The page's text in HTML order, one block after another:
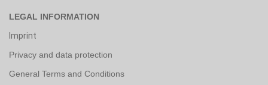
LEGAL INFORMATION
Imprint
Privacy and data protection
General Terms and Conditions